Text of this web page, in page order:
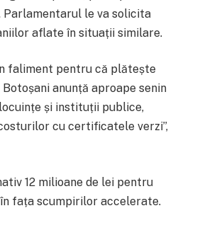
le va solicita
aflate în situații similare.
faliment pentru că plătește
anunță aproape senin
și instituții publice,
cu certificatele verzi”,
12 milioane de lei pentru
fața scumpirilor accelerate.